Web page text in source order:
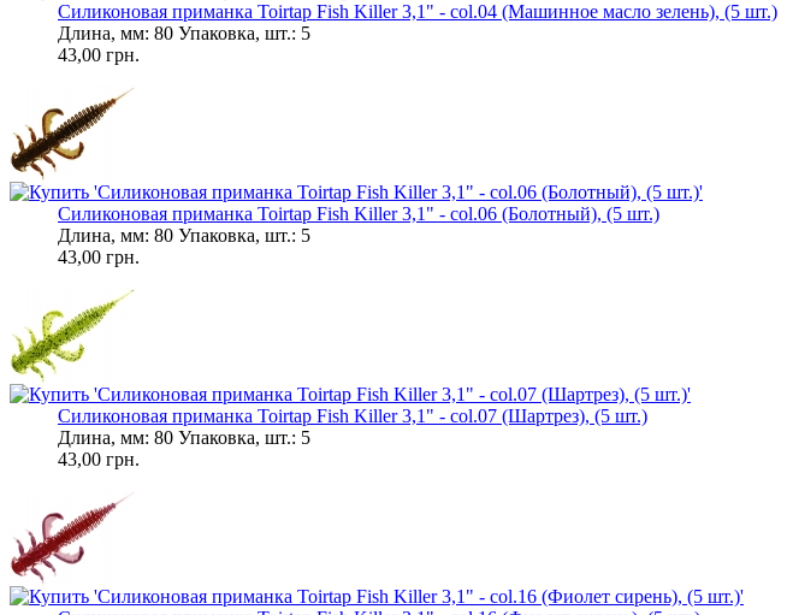
Силиконовая приманка Toirtap Fish Killer 3,1" - col.04 (Машинное масло зелень), (5 шт.)
Длина, мм: 80 Упаковка, шт.: 5
43,00 грн.
Силиконовая приманка Toirtap Fish Killer 3,1" - col.06 (Болотный), (5 шт.)
Длина, мм: 80 Упаковка, шт.: 5
43,00 грн.
Силиконовая приманка Toirtap Fish Killer 3,1" - col.07 (Шартрез), (5 шт.)
Длина, мм: 80 Упаковка, шт.: 5
43,00 грн.